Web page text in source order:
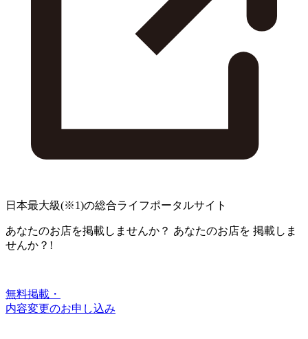
日本最大級(※1)の総合ライフポータルサイト
あなたのお店を掲載しませんか？ あなたのお店を 掲載しま
せんか？!
無料掲載・
内容変更のお申し込み